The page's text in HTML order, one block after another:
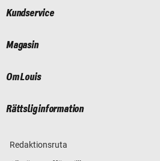
Kundservice
Magasin
Om Louis
Rättslig information
Redaktionsruta